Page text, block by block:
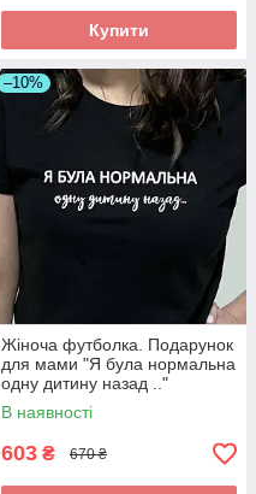
Купити
–10%
Жіноча футболка. Подарунок
для мами "Я була нормальна
одну дитину назад .."
В наявності
603 ₴ 670 ₴